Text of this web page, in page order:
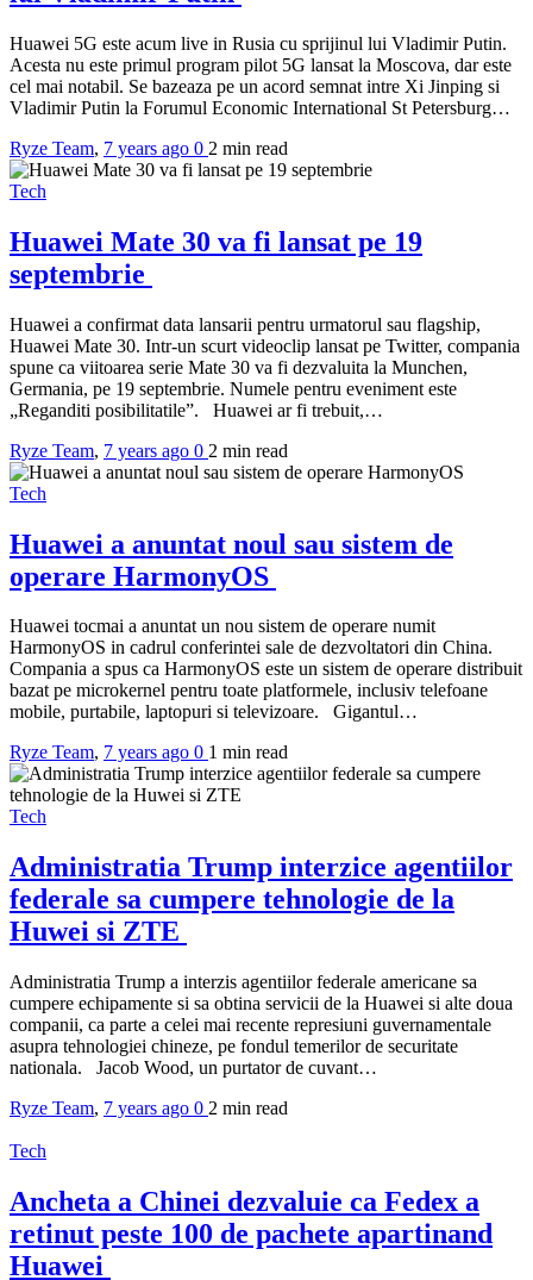
Huawei 5G este acum live in Rusia cu sprijinul lui Vladimir Putin.
Acesta nu este primul program pilot 5G lansat la Moscova, dar este
cel mai notabil. Se bazeaza pe un acord semnat intre Xi Jinping si
Vladimir Putin la Forumul Economic International St Petersburg…
Ryze Team, 7 years ago 0 2 min read
Tech
Huawei Mate 30 va fi lansat pe 19
septembrie
Huawei a confirmat data lansarii pentru urmatorul sau flagship,
Huawei Mate 30. Intr-un scurt videoclip lansat pe Twitter, compania
spune ca viitoarea serie Mate 30 va fi dezvaluita la Munchen,
Germania, pe 19 septembrie. Numele pentru eveniment este
„Reganditi posibilitatile”. Huawei ar fi trebuit,…
Ryze Team, 7 years ago 0 2 min read
Tech
Huawei a anuntat noul sau sistem de
operare HarmonyOS
Huawei tocmai a anuntat un nou sistem de operare numit
HarmonyOS in cadrul conferintei sale de dezvoltatori din China.
Compania a spus ca HarmonyOS este un sistem de operare distribuit
bazat pe microkernel pentru toate platformele, inclusiv telefoane
mobile, purtabile, laptopuri si televizoare. Gigantul…
Ryze Team, 7 years ago 0 1 min read
Tech
Administratia Trump interzice agentiilor
federale sa cumpere tehnologie de la
Huwei si ZTE
Administratia Trump a interzis agentiilor federale americane sa
cumpere echipamente si sa obtina servicii de la Huawei si alte doua
companii, ca parte a celei mai recente represiuni guvernamentale
asupra tehnologiei chineze, pe fondul temerilor de securitate
nationala. Jacob Wood, un purtator de cuvant…
Ryze Team, 7 years ago 0 2 min read
Tech
Ancheta a Chinei dezvaluie ca Fedex a
retinut peste 100 de pachete apartinand
Huawei